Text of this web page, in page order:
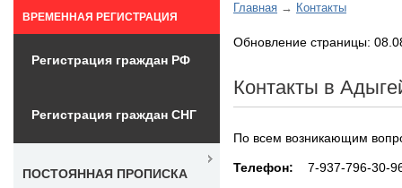
Главная Контакты
Обновление страницы:
Контакты в
По всем возникающим
Teлефон: 7-937-796-30-
ВРЕМЕННАЯ РЕГИСТРАЦИЯ
Регистрация граждан РФ
Регистрация граждан СНГ
ПОСТОЯННАЯ ПРОПИСКА